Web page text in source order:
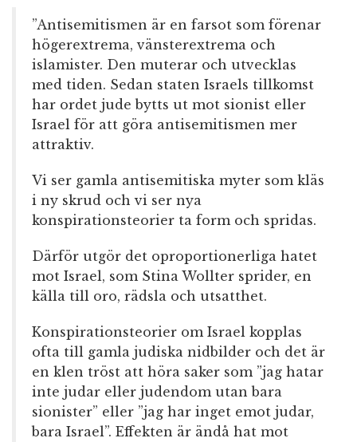
”Antisemitismen är en farsot som förenar
högerextrema, vänsterextrema och
islamister. Den muterar och utvecklas
med tiden. Sedan staten Israels tillkomst
har ordet jude bytts ut mot sionist eller
Israel för att göra antisemitismen mer
attraktiv.
Vi ser gamla antisemitiska myter som kläs
i ny skrud och vi ser nya
konspirationsteorier ta form och spridas.
Därför utgör det oproportionerliga hatet
mot Israel, som Stina Wollter sprider, en
källa till oro, rädsla och utsatthet.
Konspirationsteorier om Israel kopplas
ofta till gamla judiska nidbilder och det är
en klen tröst att höra saker som ”jag hatar
inte judar eller judendom utan bara
sionister” eller ”jag har inget emot judar,
bara Israel”. Effekten är ändå hat mot